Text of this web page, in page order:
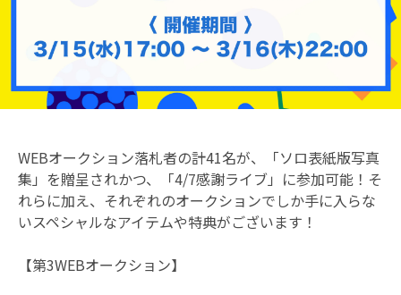
WEBオークション落札者の計41名が、「ソロ表紙版写真
集」を贈呈されかつ、「4/7感謝ライブ」に参加可能！そ
れらに加え、それぞれのオークションでしか手に入らな
いスペシャルなアイテムや特典がございます！
【第3WEBオークション】